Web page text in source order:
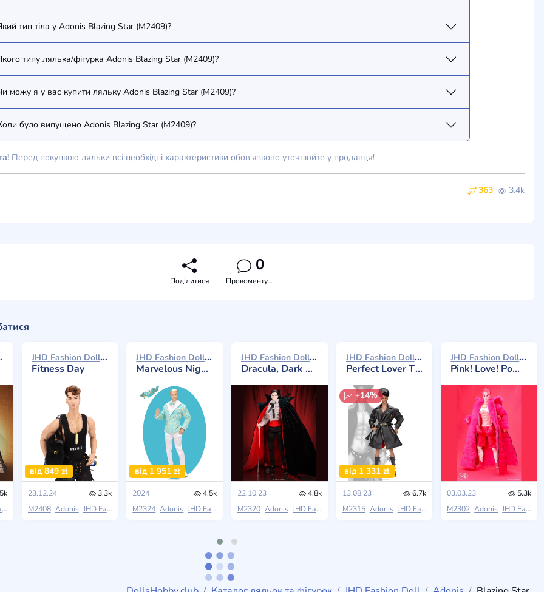
тип тіла у Adonis Blazing Star (M2409)?
типу лялька/фігурка Adonis Blazing Star (M2409)?
можу я у вас купити ляльку Adonis Blazing Star (M2409)?
було випущено Adonis Blazing Star (M2409)?
Перед покупкою ляльки всі необхідні характеристики обов'язково уточнюйте у продавця!
363 3.4k
Поділитися
0
Прокоментувати
2025
Moment Of Fantasy
JHD Fashion Doll Adonis 2024
Fitness Day
від 849 zł
23.12.24
3.3k
M2408 Adonis JHD Fashion Doll 5th Anniversary Retrospective
JHD Fashion Doll Adonis 2024
Marvelous Night (Giftset)
від 1 951 zł
2024
4.5k
M2324 Adonis JHD Fashion Doll Marvelous Night
JHD Fashion Doll Adonis 2023
Dracula, Dark Shadows
22.10.23
4.8k
M2320 Adonis JHD Fashion Doll Moment Of Fantasy
JHD Fashion Doll Adonis 2023
Perfect Lover The Midnight Club, 5th Anniversary Convention
+14%
від 1 331 zł
13.08.23
6.7k
M2315 Adonis JHD Fashion Doll 5th Anniversary Doll
JHD Fashion Doll Adonis 2023
Pink! Love! Power!
03.03.23
5.3k
M2302 Adonis JHD Fashion Doll